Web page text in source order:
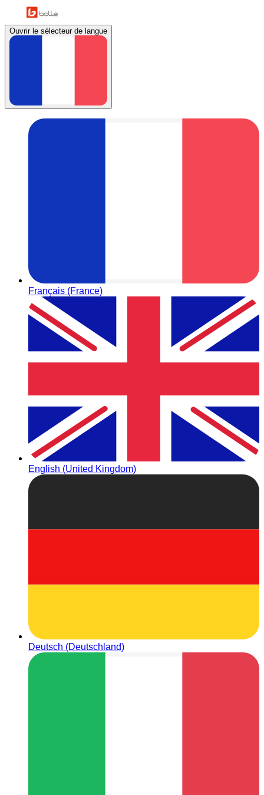
Ouvrir le sélecteur de langue
Français (France)
English (United Kingdom)
Deutsch (Deutschland)